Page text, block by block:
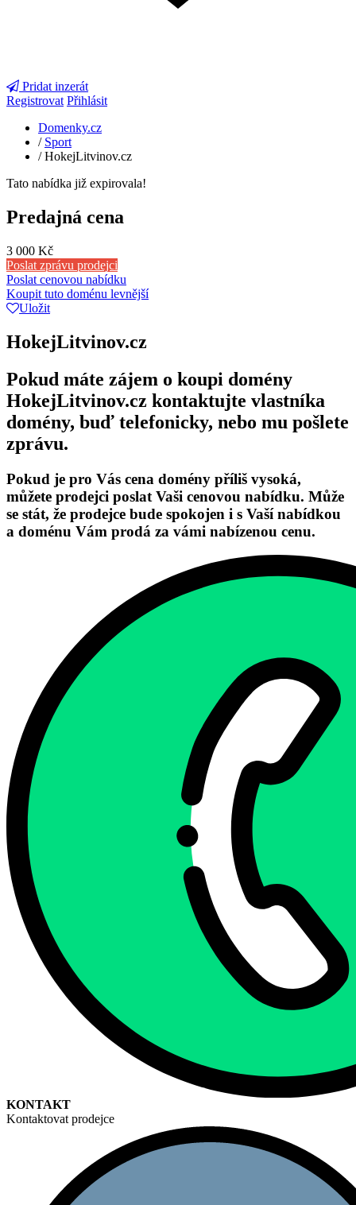
Pridat inzerát
Registrovat Přihlásit
Domenky.cz
/ Sport
/HokejLitvinov.cz
Tato nabídka již expirovala!
Predajná cena
3 000 Kč
Poslat zprávu prodejci
Poslat cenovou nabídku
Koupit tuto doménu levnější
Uložit
HokejLitvinov.cz
Pokud máte zájem o koupi domény
HokejLitvinov.cz kontaktujte vlastníka
domény, buď telefonicky, nebo mu pošlete
zprávu.
Pokud je pro Vás cena domény příliš vysoká,
můžete prodejci poslat Vaši cenovou nabídku. Může
se stát, že prodejce bude spokojen i s Vaší nabídkou
a doménu Vám prodá za vámi nabízenou cenu.
KONTAKT
Kontaktovat prodejce